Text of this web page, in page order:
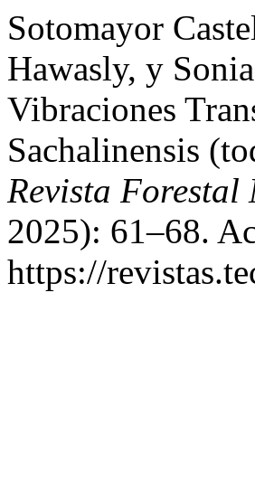
Sotomayor
Hawasly, y
Vibraciones
Sachalinensis
Revista Forestal
2025): 61–68.
https://